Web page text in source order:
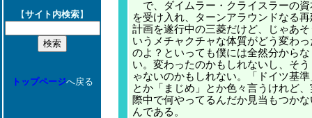
【サイト内検索】
トップページへ戻る
で、ダイムラー・クライスラーの資
を受け入れ、ターンアラウンドなる再
計画を遂行中の三菱だけど、じゃあそ
いうメチャクチャな体質がどう変わっ
のよ？といっても僕には全然分からな
い。変わったのかもしれないし、そう
ゃないのかもしれない。「ドイツ基準
とか「まじめ」とか色々言うけれど、
際中で何やってるんだか見当もつかな
んである。